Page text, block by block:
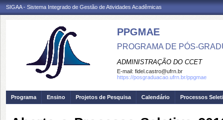
SIGAA - Sistema Integrado de Gestão de Atividades Acadêmicas
PPGMAE
PROGRAMA DE PÓS-
ADMINISTRAÇÃO DO CCET
E-mail: fidel.castro@ufrn.br
https://posgraduacao.ufrn.br/ppgmae
Programa Ensino Projetos de Pesquisa Calendário Processos